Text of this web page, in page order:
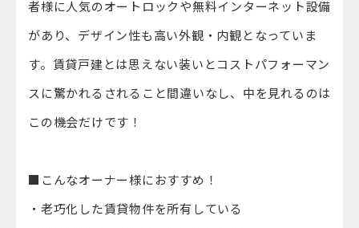
者様に人気のオートロックや無料インターネット設備
があり、デザイン性も高い外観・内観となっていま
す。賃貸戸建とは思えない装いとコストパフォーマン
スに驚かれるされること間違いなし、中を見れるのは
この機会だけです！
■こんなオーナー様におすすめ！
・老巧化した賃貸物件を所有している